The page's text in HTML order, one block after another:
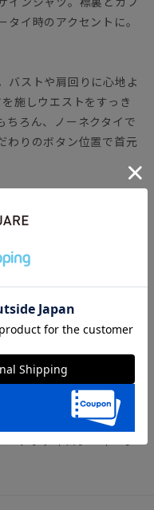
イ時のアクセントに。
バストや肩回りに心地よ
施しウエストをすっき
ちろん、ノーネクタイで
わりのボタン位置で首元
プしつつ、ポリエステル
“アイロン掛けが不
シャツです。
選｜おしゃれ＆失敗しな